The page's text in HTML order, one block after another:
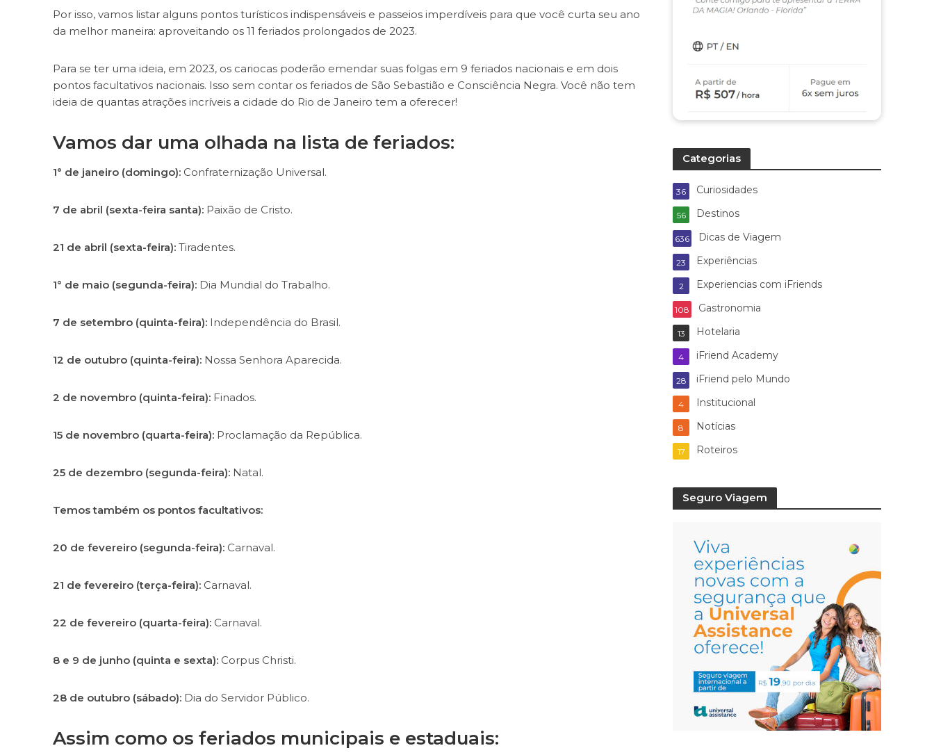
Por isso, vamos listar alguns pontos turísticos indispensáveis e passeios imperdíveis para que você curta seu ano
da melhor maneira: aproveitando os 11 feriados prolongados de 2023.
Para se ter uma ideia, em 2023, os cariocas poderão emendar suas folgas em 9 feriados nacionais e em dois
pontos facultativos nacionais. Isso sem contar os feriados de São Sebastião e Consciência Negra. Você não tem
ideia de quantas atrações incríveis a cidade do Rio de Janeiro tem a oferecer!
Vamos dar uma olhada na lista de feriados:
1° de janeiro (domingo): Confraternização Universal.
7 de abril (sexta-feira santa): Paixão de Cristo.
21 de abril (sexta-feira): Tiradentes.
1° de maio (segunda-feira): Dia Mundial do Trabalho.
7 de setembro (quinta-feira): Independência do Brasil.
12 de outubro (quinta-feira): Nossa Senhora Aparecida.
2 de novembro (quinta-feira): Finados.
15 de novembro (quarta-feira): Proclamação da República.
25 de dezembro (segunda-feira): Natal.
Temos também os pontos facultativos:
20 de fevereiro (segunda-feira): Carnaval.
21 de fevereiro (terça-feira): Carnaval.
22 de fevereiro (quarta-feira): Carnaval.
8 e 9 de junho (quinta e sexta): Corpus Christi.
28 de outubro (sábado): Dia do Servidor Público.
Assim como os feriados municipais e estaduais:
Categorias
Curiosidades
36
Destinos
56
Dicas de Viagem
636
Experiências
23
Experiencias com iFriends
2
Gastronomia
108
Hotelaria
13
iFriend Academy
4
iFriend pelo Mundo
28
Institucional
4
Notícias
8
Roteiros
17
Seguro Viagem